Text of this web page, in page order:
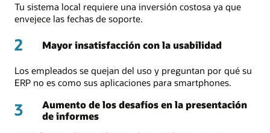
Tu sistema local requiere una inversión costosa ya que
envejece las fechas de soporte.
2 Mayor insatisfacción con la usabilidad
Los empleados se quejan del uso y preguntan por qué su
ERP no es como sus aplicaciones para smartphones.
3
Aumento de los desafíos en la presentación
de informes